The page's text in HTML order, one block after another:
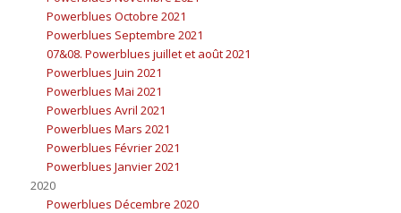
Powerblues Octobre 2021
Powerblues Septembre 2021
07&08. Powerblues juillet et août 2021
Powerblues Juin 2021
Powerblues Mai 2021
Powerblues Avril 2021
Powerblues Mars 2021
Powerblues Février 2021
Powerblues Janvier 2021
2020
Powerblues Décembre 2020